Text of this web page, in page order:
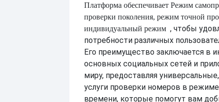
Платформа обеспечивает Режим
проверки поколения, режим точной
индивидуальный режим , чтобы
потребности различных
Его преимущество заключается в
основных социальных сетей и
миру, предоставляя
услуги проверки номеров в
времени, которые помогут вам